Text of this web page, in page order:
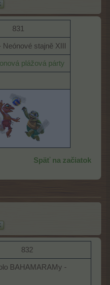
831​
Neónové stajně XIII
plážová párty
Späť na začiatok
832​
BAHAMARAMy -